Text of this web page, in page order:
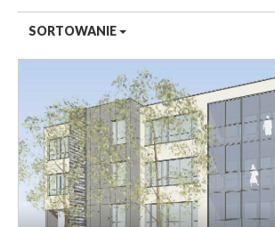
SORTOWANIE